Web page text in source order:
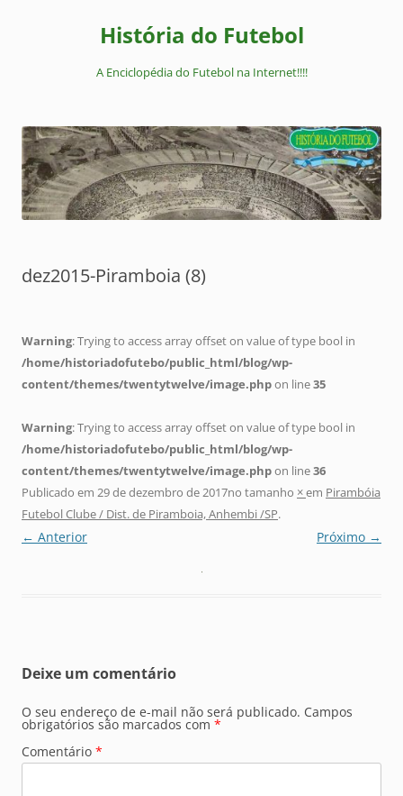
História do Futebol
A Enciclopédia do Futebol na Internet!!!!
dez2015-Piramboia (8)
Warning: Trying to access array offset on value of type bool in
/home/historiadofutebo/public_html/blog/wp-
content/themes/twentytwelve/image.phpon line35
Warning: Trying to access array offset on value of type bool in
/home/historiadofutebo/public_html/blog/wp-
content/themes/twentytwelve/image.phpon line36
Publicado em 29 de dezembro de 2017no tamanho ×em Pirambóia
Futebol Clube / Dist. de Piramboia, Anhembi /SP.
← Anterior Próximo →
Deixe um comentário
O seu endereço de e-mail não será publicado. Campos
obrigatórios são marcados com *
Comentário *